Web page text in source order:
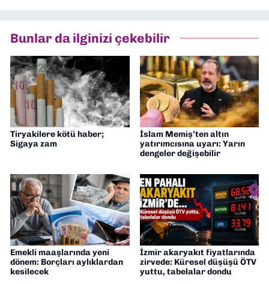
Bunlar da ilginizi çekebilir
Tiryakilere kötü haber;
Sigaya zam
İslam Memiş’ten altın
yatırımcısına uyarı: Yarın
dengeler değişebilir
Emekli maaşlarında yeni
dönem: Borçları aylıklardan
kesilecek
İzmir akaryakıt fiyatlarında
zirvede: Küresel düşüşü ÖTV
yuttu, tabelalar dondu